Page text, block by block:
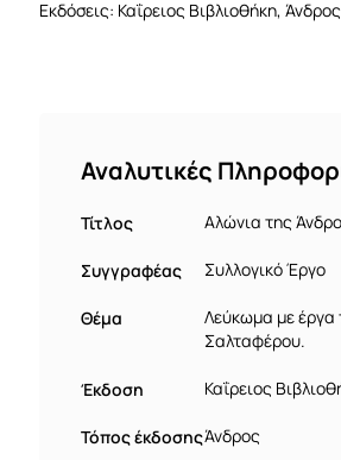
Εκδόσεις: Καΐρειος Βιβλιοθήκη,
Αναλυτικές
Τίτλος Αλώνια της
Συγγραφέας Συλλογικό Έργο
Θέμα
Λεύκωμα με έργα
Σαλταφέρου.
Έκδοση Καΐρειος
Τόπος έκδοσηςΆνδρος